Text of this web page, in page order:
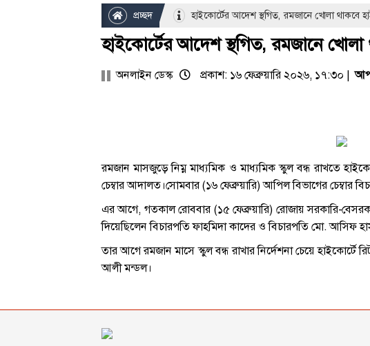
প্রচ্ছদ হাইকোর্টের আদেশ স্থগিত, রমজানে খোলা থাকবে
হাইকোর্টের আদেশ স্থগিত, রমজানে খোলা
অনলাইন ডেস্ক প্রকাশ: ১৬ ফেব্রুয়ারি ২০২৬, ১৭:৩০ |
রমজান মাসজুড়ে নিম্ন মাধ্যমিক ও মাধ্যমিক স্কুল বন্ধ রাখতে
চেম্বার আদালত।সোমবার (১৬ ফেব্রুয়ারি) আপিল বিভাগের চেম্বার
এর আগে, গতকাল রোববার (১৫ ফেব্রুয়ারি) রোজায় সরকারি-
দিয়েছিলেন বিচারপতি ফাহমিদা কাদের ও বিচারপতি মো. আসিফ
তার আগে রমজান মাসে স্কুল বন্ধ রাখার নির্দেশনা চেয়ে হাইকোর্টে
আলী মন্ডল।